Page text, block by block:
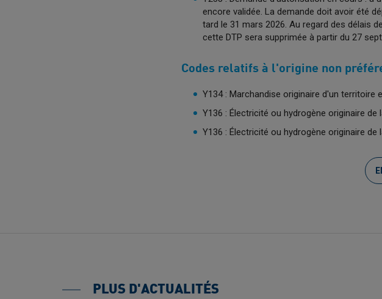
encore validée. La demande doit avoir été
tard le 31 mars 2026. Au regard des délais
cette DTP sera supprimée à partir du 27
Codes relatifs à l'origine non
Y134 : Marchandise originaire d'un territoire
Y136 : Électricité ou hydrogène originaire
Y136 : Électricité ou hydrogène originaire
PLUS D'ACTUALITÉS